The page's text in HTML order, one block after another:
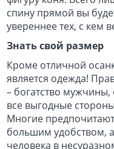
спину прямой вы
увереннее тех, с кем
Знать свой размер
Кроме отличной
является одежда!
– богатство
все выгодные
Многие
большим удобством,
человека в